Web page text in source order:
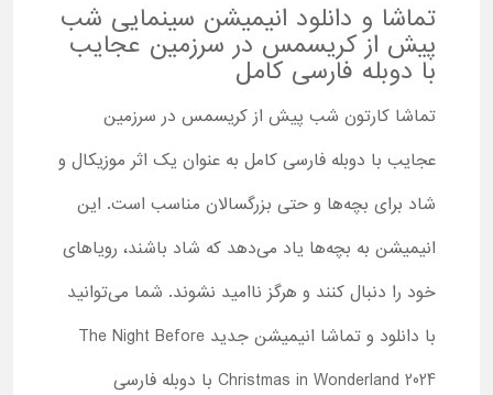
تماشا و دانلود انیمیشن سینمایی شب
پیش از کریسمس در سرزمین عجایب
با دوبله فارسی کامل
تماشا کارتون شب پیش از کریسمس در سرزمین
عجایب با دوبله فارسی کامل به عنوان یک اثر موزیکال و
شاد برای بچه‌ها و حتی بزرگسالان مناسب است. این
انیمیشن به بچه‌ها یاد می‌دهد که شاد باشند، رویاهای
خود را دنبال کنند و هرگز ناامید نشوند. شما می‌توانید
با دانلود و تماشا انیمیشن جدید The Night Before
Christmas in Wonderland 2024 با دوبله فارسی